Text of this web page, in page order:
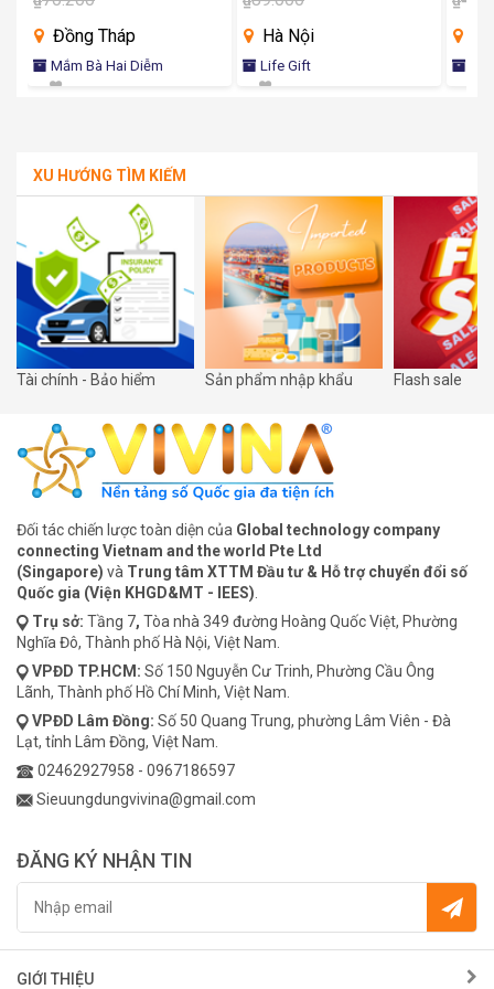
Hà Nội
Life Gift
Hà Nội
HONECO
XU HƯỚNG TÌM KIẾM
Tài chính - Bảo hiểm Sản phẩm nhập khẩu Flash sale
Đối tác chiến lược toàn diện của Global technology company
connecting Vietnam and the world Pte Ltd
(Singapore) và Trung tâm XTTM Đầu tư & Hỗ trợ chuyển đổi số
Quốc gia (Viện KHGD&MT - IEES)
Trụ sở: Tầng 7, Tòa nhà 349 đường Hoàng Quốc Việt, Phường
Nghĩa Đô, Thành phố Hà Nội, Việt Nam.
VPĐD TP.HCM: Số 150 Nguyễn Cư Trinh, Phường Cầu Ông
Lãnh, Thành phố Hồ Chí Minh, Việt Nam.
VPĐD Lâm Đồng: Số 50 Quang Trung, phường Lâm Viên - Đà
Lạt, tỉnh Lâm Đồng, Việt Nam.
02462927958 - 0967186597
Sieuungdungvivina@gmail.com
ĐĂNG KÝ NHẬN TIN
GIỚI THIỆU